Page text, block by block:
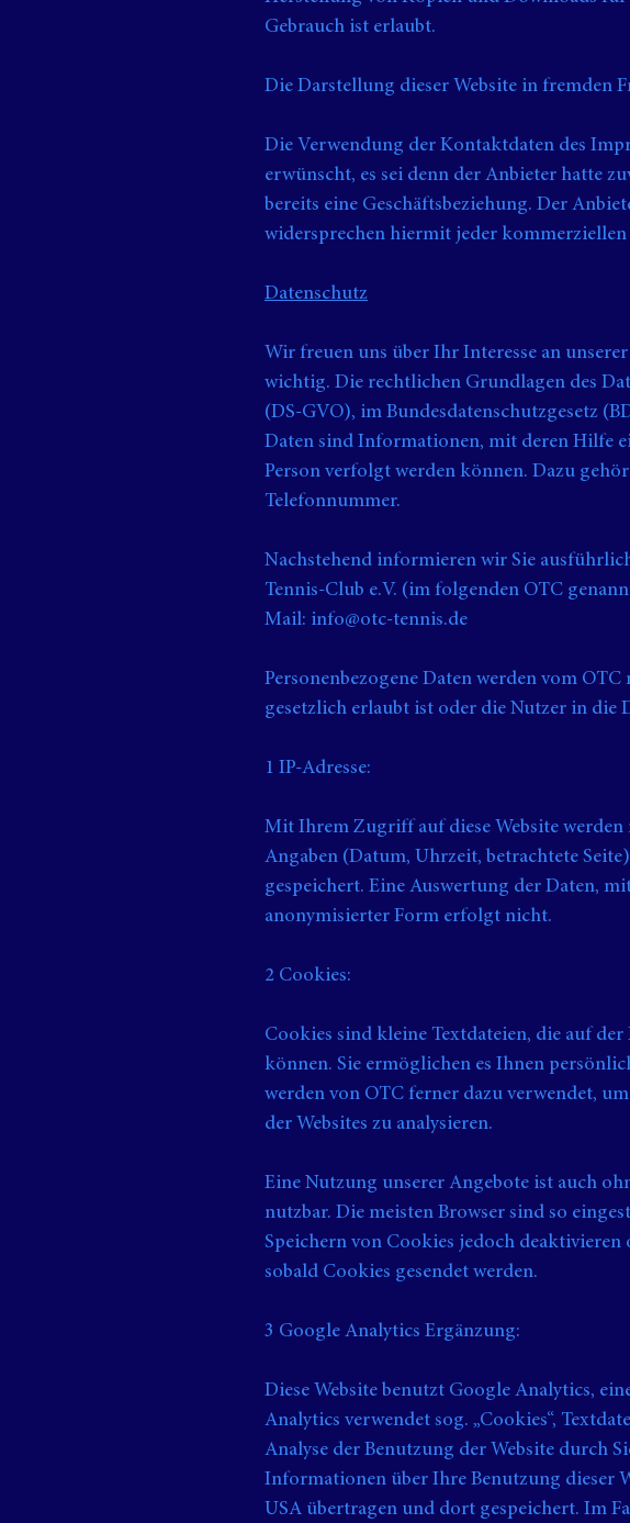
Gebrauch ist erlaubt.
Die Darstellung dieser Website in fremden
Die Verwendung der Kontaktdaten des
erwünscht, es sei denn der Anbieter hatte
bereits eine Geschäftsbeziehung. Der
widersprechen hiermit jeder
Datenschutz
Wir freuen uns über Ihr Interesse an
wichtig. Die rechtlichen Grundlagen des
(DS-GVO), im Bundesdatenschutzgesetz
Daten sind Informationen, mit deren Hilfe
Person verfolgt werden können. Dazu
Telefonnummer.
Nachstehend informieren wir Sie
Tennis-Club e.V. (im folgenden OTC
Mail: info@otc-tennis.de
Personenbezogene Daten werden vom
gesetzlich erlaubt ist oder die Nutzer in die
1 IP-Adresse:
Mit Ihrem Zugriff auf diese Website
Angaben (Datum, Uhrzeit, betrachtete
gespeichert. Eine Auswertung der Daten,
anonymisierter Form erfolgt nicht.
2 Cookies:
Cookies sind kleine Textdateien, die auf der
können. Sie ermöglichen es Ihnen
werden von OTC ferner dazu verwendet,
der Websites zu analysieren.
Eine Nutzung unserer Angebote ist auch
nutzbar. Die meisten Browser sind so
Speichern von Cookies jedoch deaktivieren
sobald Cookies gesendet werden.
3 Google Analytics Ergänzung:
Diese Website benutzt Google Analytics,
Analytics verwendet sog. „Cookies“,
Analyse der Benutzung der Website durch
Informationen über Ihre Benutzung dieser
USA übertragen und dort gespeichert. Im